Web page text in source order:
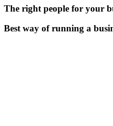
The right people for your
Best way of running a